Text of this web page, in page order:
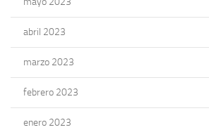
abril 2023
marzo 2023
febrero 2023
enero 2023